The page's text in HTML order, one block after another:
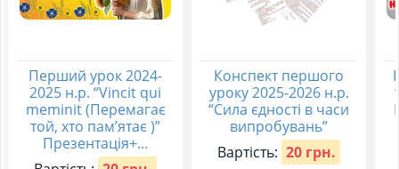
Перший урок 2024-
2025 н.р. “Vincit qui
meminit (Перемагає
той, хто пам’ятає )”
Презентація+...
Конспект першого
уроку 2025-2026 н.р.
“Сила єдності в часи
випробувань”
Вартість: 20 грн.